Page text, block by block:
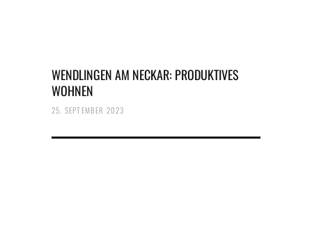
WENDLINGEN AM NECKAR: PRODUKTIVES
WOHNEN
25. SEPTEMBER 2023